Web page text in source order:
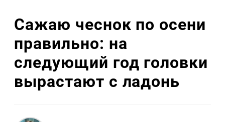
Сажаю чеснок по осени
правильно: на
следующий год головки
вырастают с ладонь